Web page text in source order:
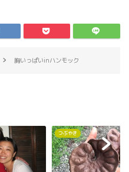
胸いっぱいinハンモック
つぶやき